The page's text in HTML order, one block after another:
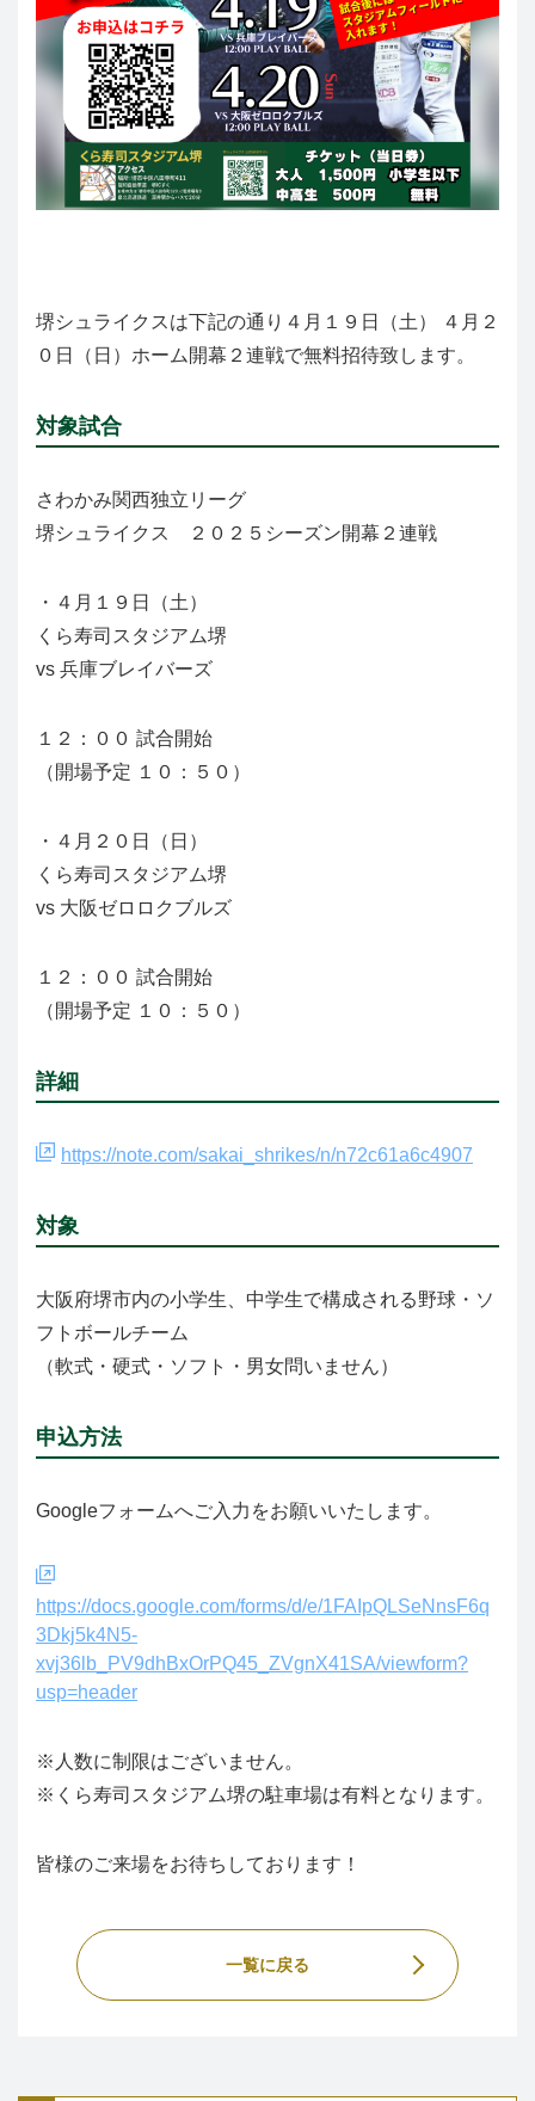
堺シュライクスは下記の通り４月１９日（土） ４月２
０日（日）ホーム開幕２連戦で無料招待致します。
対象試合
さわかみ関西独立リーグ
堺シュライクス ２０２５シーズン開幕２連戦
・４月１９日（土）
くら寿司スタジアム堺
vs 兵庫ブレイバーズ
１２：００ 試合開始
（開場予定 １０：５０）
・４月２０日（日）
くら寿司スタジアム堺
vs 大阪ゼロロクブルズ
１２：００ 試合開始
（開場予定 １０：５０）
詳細
https://note.com/sakai_shrikes/n/n72c61a6c4907
対象
大阪府堺市内の小学生、中学生で構成される野球・ソ
フトボールチーム
（軟式・硬式・ソフト・男女問いません）
申込方法
Googleフォームへご入力をお願いいたします。
https://docs.google.com/forms/d/e/1FAIpQLSeNnsF6q
3Dkj5k4N5-
xvj36lb_PV9dhBxOrPQ45_ZVgnX41SA/viewform?
usp=header
※ 人数に制限はございません。
※くら寿司スタジアム堺の駐車場は有料となります。
皆様のご来場をお待ちしております！
一覧に戻る